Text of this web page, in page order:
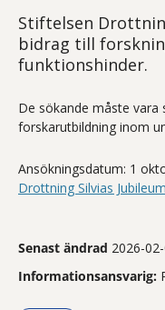
Stiftelsen
bidrag till
funktionshinder.
De sökande måste
forskarutbildning inom
Ansökningsdatum: 1
Drottning Silvias
Senast ändrad 2026-
Informationsansvarig: